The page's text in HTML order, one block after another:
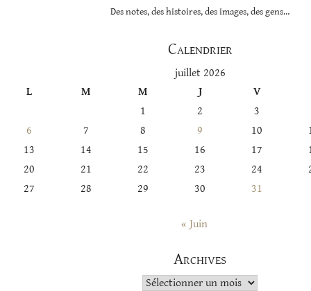
Des notes, des histoires, des images, des gens…
Calendrier
juillet 2026
L
M M J
V
1
2
3
6
7 8 9 10
13
14 15 16 17
20
21 22 23 24
27
28 29 30 31
« Juin
Archives
Archives